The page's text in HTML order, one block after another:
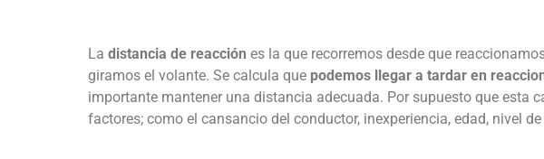
La distancia de reacción es la que recorremos desde que
giramos el volante. Se calcula que podemos llegar a tardar en
importante mantener una distancia adecuada. Por supuesto que esta
factores; como el cansancio del conductor, inexperiencia, edad, nivel